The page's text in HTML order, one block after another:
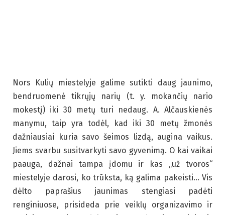
Nors Kulių miestelyje galime sutikti daug jaunimo,
bendruomenė tikrųjų narių (t. y. mokančių nario
mokestį) iki 30 metų turi nedaug. A. Alčauskienės
manymu, taip yra todėl, kad iki 30 metų žmonės
dažniausiai kuria savo šeimos lizdą, augina vaikus.
Jiems svarbu susitvarkyti savo gyvenimą. O kai vaikai
paauga, dažnai tampa įdomu ir kas „už tvoros“
miestelyje darosi, ko trūksta, ką galima pakeisti… Vis
dėlto paprašius jaunimas stengiasi padėti
renginiuose, prisideda prie veiklų organizavimo ir